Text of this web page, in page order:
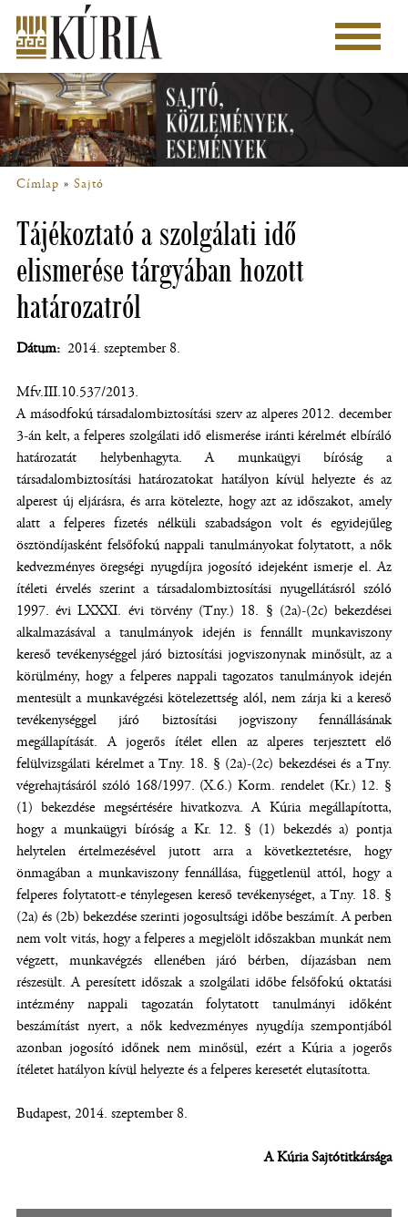
tartalomra
Főmenü
Címlap Sajtó
Tájékoztató a szolgálati idő
elismerése tárgyában hozott
határozatról
Dátum 2014. szeptember 8.
Mfv.III.10.537/2013.
A másodfokú társadalombiztosítási szerv az alperes 2012. december
3-án kelt, a felperes szolgálati idő elismerése iránti kérelmét elbíráló
határozatát helybenhagyta. A munkaügyi bíróság a
társadalombiztosítási határozatokat hatályon kívül helyezte és az
alperest új eljárásra, és arra kötelezte, hogy azt az időszakot, amely
alatt a felperes fizetés nélküli szabadságon volt és egyidejűleg
ösztöndíjasként felsőfokú nappali tanulmányokat folytatott, a nők
kedvezményes öregségi nyugdíjra jogosító idejeként ismerje el. Az
ítéleti érvelés szerint a társadalombiztosítási nyugellátásról szóló
1997. évi LXXXI. évi törvény (Tny.) 18. § (2a)-(2c) bekezdései
alkalmazásával a tanulmányok idején is fennállt munkaviszony
kereső tevékenységgel járó biztosítási jogviszonynak minősült, az a
körülmény, hogy a felperes nappali tagozatos tanulmányok idején
mentesült a munkavégzési kötelezettség alól, nem zárja ki a kereső
tevékenységgel járó biztosítási jogviszony fennállásának
megállapítását. A jogerős ítélet ellen az alperes terjesztett elő
felülvizsgálati kérelmet a Tny. 18. § (2a)-(2c) bekezdései és a Tny.
végrehajtásáról szóló 168/1997. (X.6.) Korm. rendelet (Kr.) 12. §
(1) bekezdése megsértésére hivatkozva. A Kúria megállapította,
hogy a munkaügyi bíróság a Kr. 12. § (1) bekezdés a) pontja
helytelen értelmezésével jutott arra a következtetésre, hogy
önmagában a munkaviszony fennállása, függetlenül attól, hogy a
felperes folytatott-e ténylegesen kereső tevékenységet, a Tny. 18. §
(2a) és (2b) bekezdése szerinti jogosultsági időbe beszámít. A perben
nem volt vitás, hogy a felperes a megjelölt időszakban munkát nem
végzett, munkavégzés ellenében járó bérben, díjazásban nem
részesült. A peresített időszak a szolgálati időbe felsőfokú oktatási
intézmény nappali tagozatán folytatott tanulmányi időként
beszámítást nyert, a nők kedvezményes nyugdíja szempontjából
azonban jogosító időnek nem minősül, ezért a Kúria a jogerős
ítéletet hatályon kívül helyezte és a felperes keresetét elutasította.
Budapest, 2014. szeptember 8.
A Kúria Sajtótitkársága